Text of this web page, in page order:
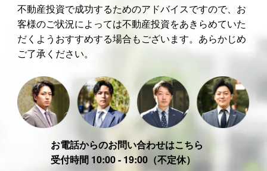
不動産投資で成功するためのアドバイスですので、お
客様のご状況によっては不動産投資をあきらめていた
だくようおすすめする場合もございます。あらかじめ
ご了承ください。
お電話からのお問い合わせはこちら
受付時間 10:00 - 19:00（不定休）